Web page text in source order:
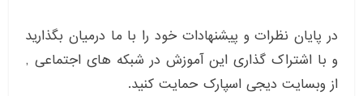
در پایان نظرات و پیشنهادات خود را با ما درمیان بگذارید
و با اشتراک گذاری این آموزش در شبکه های اجتماعی ,
از وبسایت دیجی اسپارک حمایت کنید.